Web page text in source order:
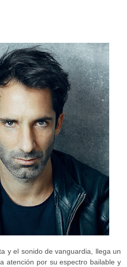
y el sonido de vanguardia, llega un
atención por su espectro bailable y